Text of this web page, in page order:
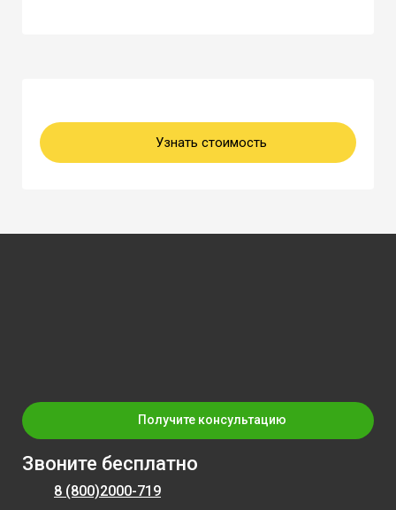
Узнать стоимость
Получите консультацию
Звоните бесплатно
8 (800)2000-719